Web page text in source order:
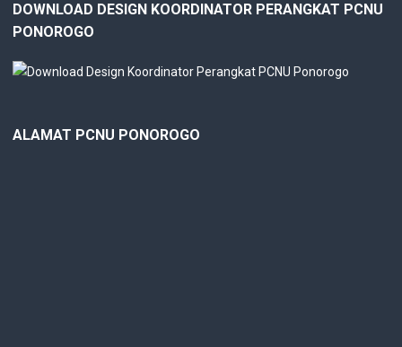
DOWNLOAD DESIGN KOORDINATOR PERANGKAT PCNU
PONOROGO
ALAMAT PCNU PONOROGO